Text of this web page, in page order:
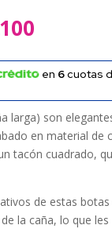
El
actual
es:
en 6cuotas
larga) son
en material de
tacón cuadrado,
de estas
la caña, lo que